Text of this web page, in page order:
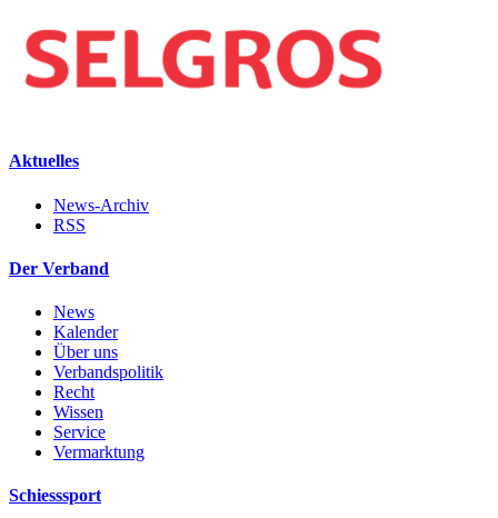
Aktuelles
News-Archiv
RSS
Der Verband
News
Kalender
Über uns
Verbandspolitik
Recht
Wissen
Service
Vermarktung
Schiesssport